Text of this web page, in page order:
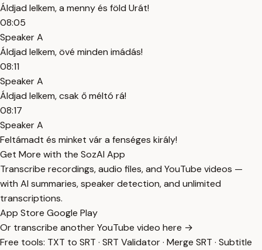
Áldjad lelkem, a menny és föld Urát!
08:05
Speaker A
Áldjad lelkem, övé minden imádás!
08:11
Speaker A
Áldjad lelkem, csak ő méltó rá!
08:17
Speaker A
Feltámadt és minket vár a fenséges király!
Get More with the SozAI App
Transcribe recordings, audio files, and YouTube videos —
with AI summaries, speaker detection, and unlimited
transcriptions.
App Store Google Play
Or transcribe another YouTube video here →
Free tools: TXT to SRT · SRT Validator· Merge SRT · Subtitle